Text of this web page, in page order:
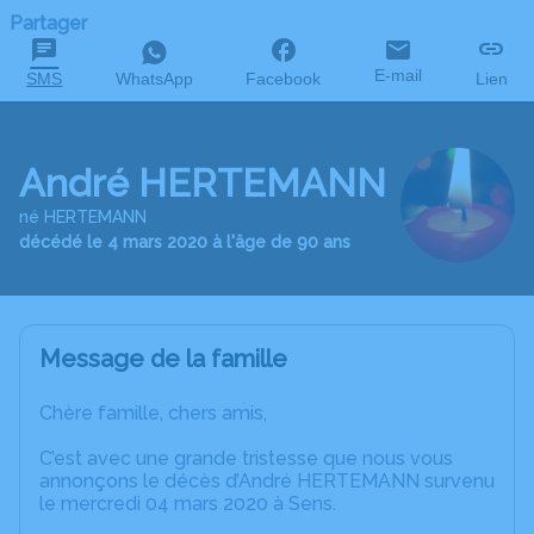
Partager
SMS WhatsApp Facebook E-mail Lien
André HERTEMANN
né HERTEMANN
décédé le 4 mars 2020 à l'âge de 90 ans
Message de la famille
Chère famille, chers amis,
C’est avec une grande tristesse que nous vous
annonçons le décès d’André HERTEMANN survenu
le mercredi 04 mars 2020 à Sens.